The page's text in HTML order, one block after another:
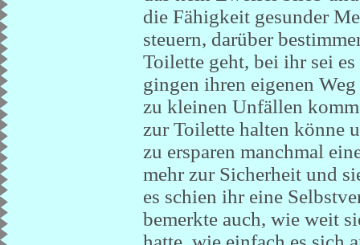
die Fähigkeit gesunder
steuern, darüber
Toilette geht, bei ihr sei
gingen ihren eigenen
zu kleinen Unfällen
zur Toilette halten könne
zu ersparen manchmal
mehr zur Sicherheit und
es schien ihr eine
bemerkte auch, wie weit